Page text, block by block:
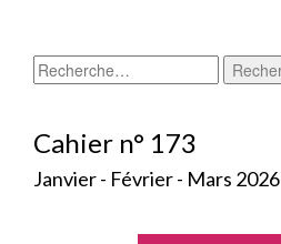
Cahier n° 173
Janvier - Février - Mars 2026